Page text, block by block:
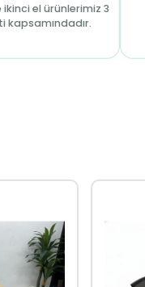
ikinci el ürünlerimiz 3
kapsamındadır.